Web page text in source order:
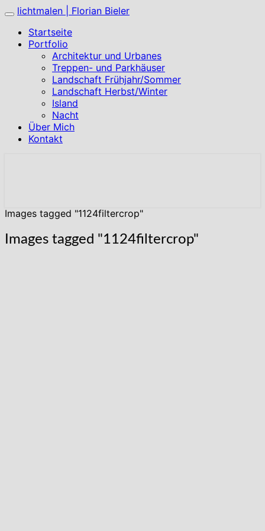
Toggle
navigation
lichtmalen | Florian Bieler
Startseite
Portfolio
Architektur und Urbanes
Treppen- und Parkhäuser
Landschaft Frühjahr/Sommer
Landschaft Herbst/Winter
Island
Nacht
Über Mich
Kontakt
Images tagged "1124filtercrop"
Images tagged "1124filtercrop"